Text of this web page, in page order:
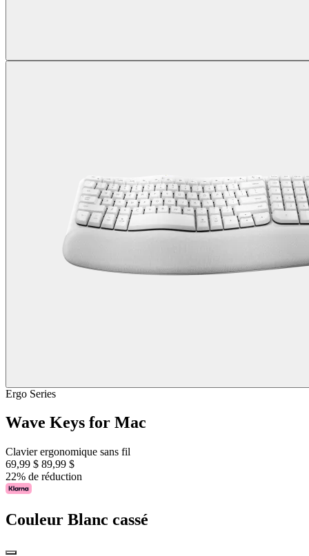
Ergo Series
Wave Keys for Mac
Clavier ergonomique sans fil
69,99 $ 89,99 $
22% de réduction
Couleur Blanc cassé